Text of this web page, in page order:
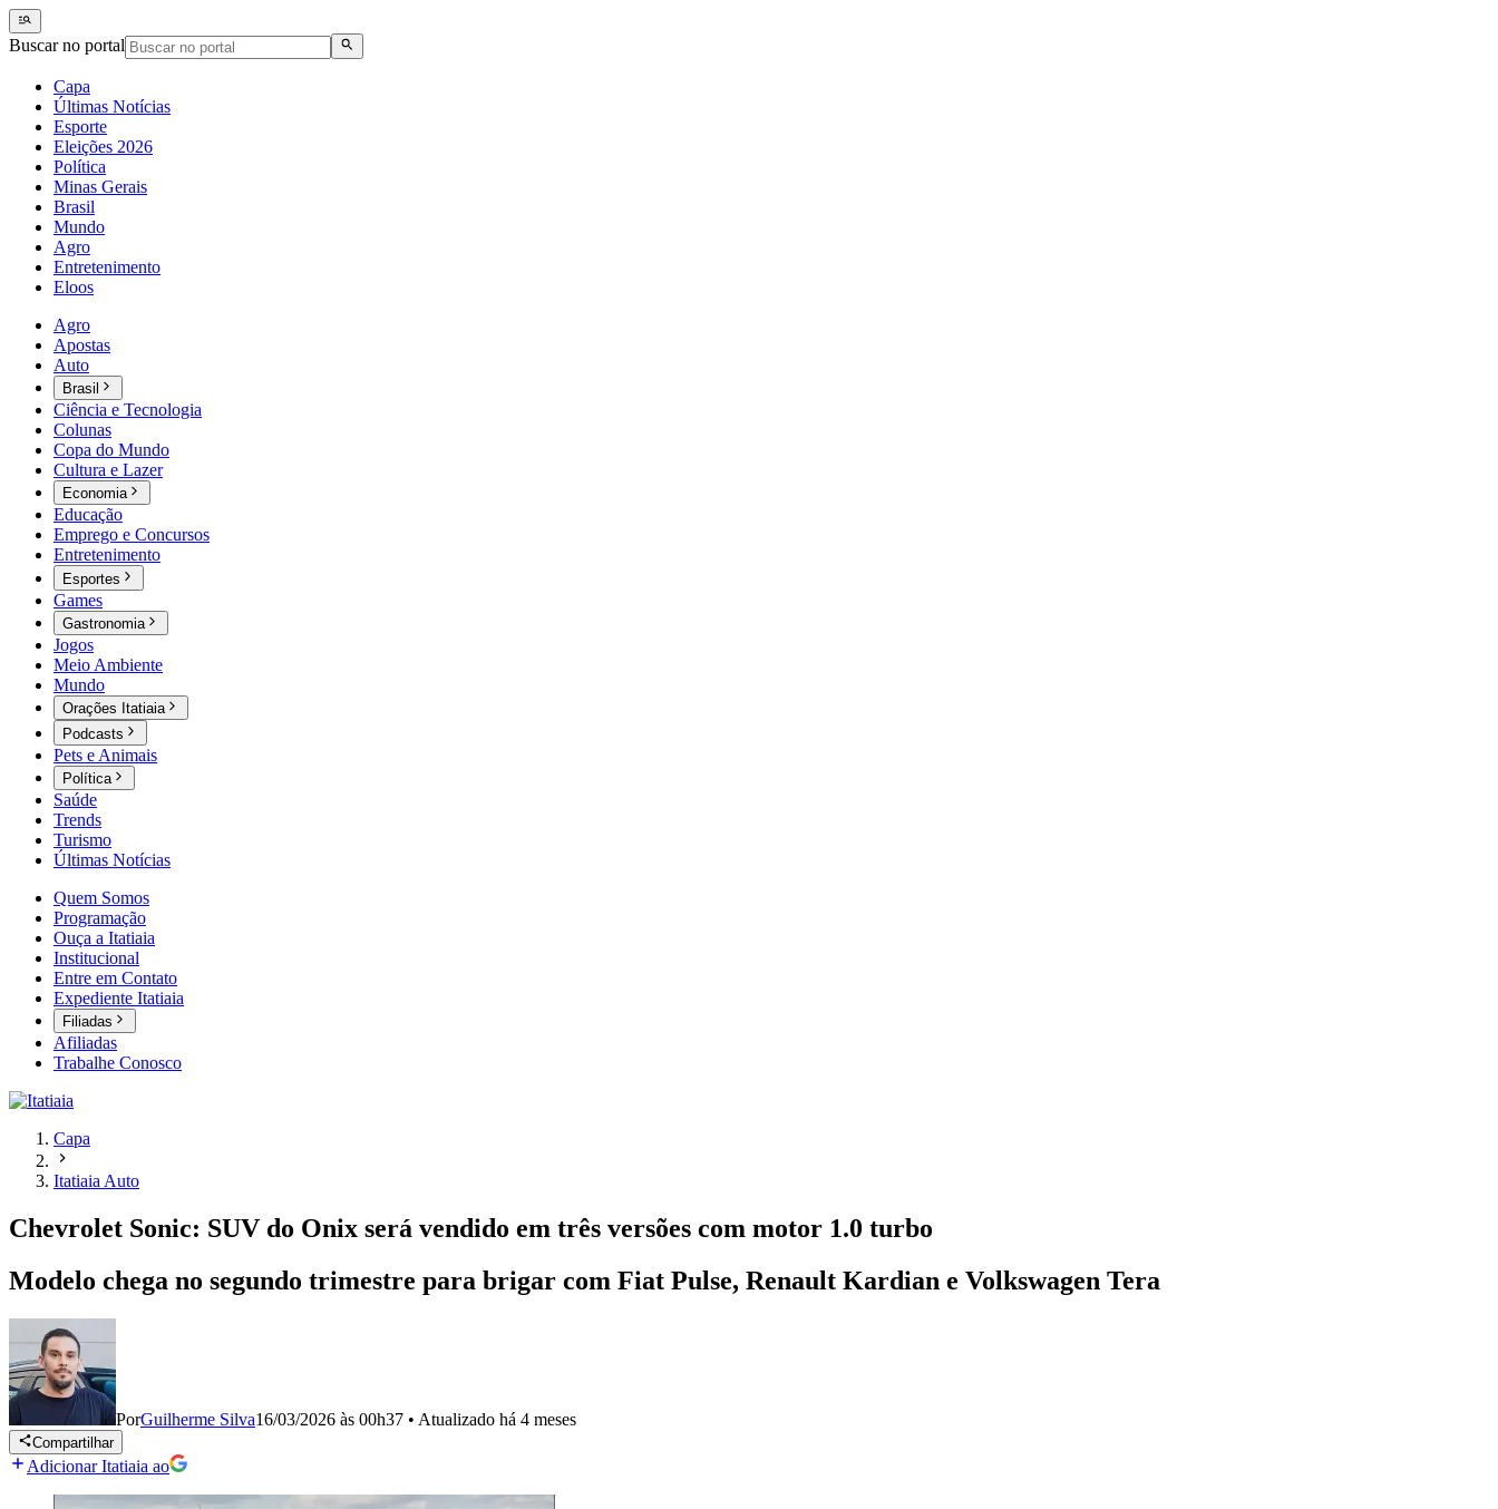
Buscar no portal
Capa
Últimas Notícias
Esporte
Eleições 2026
Política
Minas Gerais
Brasil
Mundo
Agro
Entretenimento
Eloos
Agro
Apostas
Auto
Brasil
Ciência e Tecnologia
Colunas
Copa do Mundo
Cultura e Lazer
Economia
Educação
Emprego e Concursos
Entretenimento
Esportes
Games
Gastronomia
Jogos
Meio Ambiente
Mundo
Orações Itatiaia
Podcasts
Pets e Animais
Política
Saúde
Trends
Turismo
Últimas Notícias
Quem Somos
Programação
Ouça a Itatiaia
Institucional
Entre em Contato
Expediente Itatiaia
Filiadas
Afiliadas
Trabalhe Conosco
Capa
Itatiaia Auto
Chevrolet Sonic: SUV do Onix será vendido em três versões com motor 1.0 turbo
Modelo chega no segundo trimestre para brigar com Fiat Pulse, Renault Kardian e Volkswagen Tera
PorGuilherme Silva16/03/2026 às 00h37 • Atualizado há 4 meses
Compartilhar
Adicionar Itatiaia ao